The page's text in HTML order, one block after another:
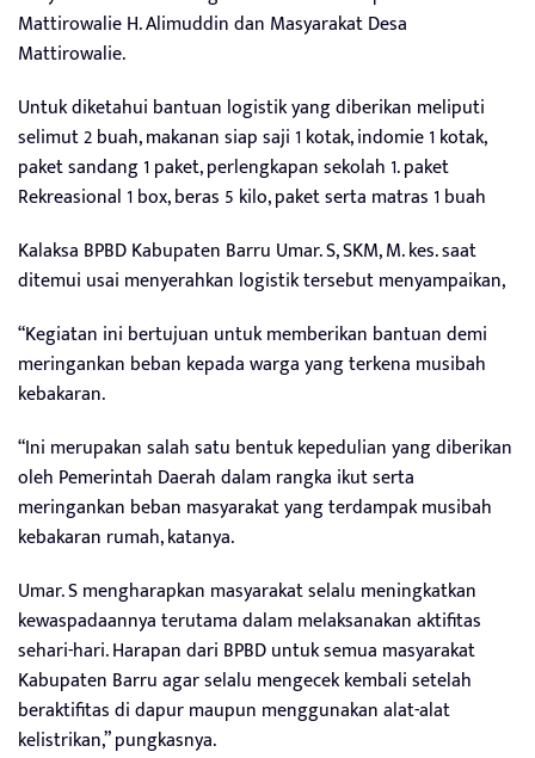
Mattirowalie H. Alimuddin dan Masyarakat Desa
Mattirowalie.
Untuk diketahui bantuan logistik yang diberikan meliputi
selimut 2 buah, makanan siap saji 1 kotak, indomie 1 kotak,
paket sandang 1 paket, perlengkapan sekolah 1. paket
Rekreasional 1 box, beras 5 kilo, paket serta matras 1 buah
Kalaksa BPBD Kabupaten Barru Umar. S, SKM, M. kes. saat
ditemui usai menyerahkan logistik tersebut menyampaikan,
“Kegiatan ini bertujuan untuk memberikan bantuan demi
meringankan beban kepada warga yang terkena musibah
kebakaran.
“Ini merupakan salah satu bentuk kepedulian yang diberikan
oleh Pemerintah Daerah dalam rangka ikut serta
meringankan beban masyarakat yang terdampak musibah
kebakaran rumah, katanya.
Umar. S mengharapkan masyarakat selalu meningkatkan
kewaspadaannya terutama dalam melaksanakan aktifitas
sehari-hari. Harapan dari BPBD untuk semua masyarakat
Kabupaten Barru agar selalu mengecek kembali setelah
beraktifitas di dapur maupun menggunakan alat-alat
kelistrikan,” pungkasnya.